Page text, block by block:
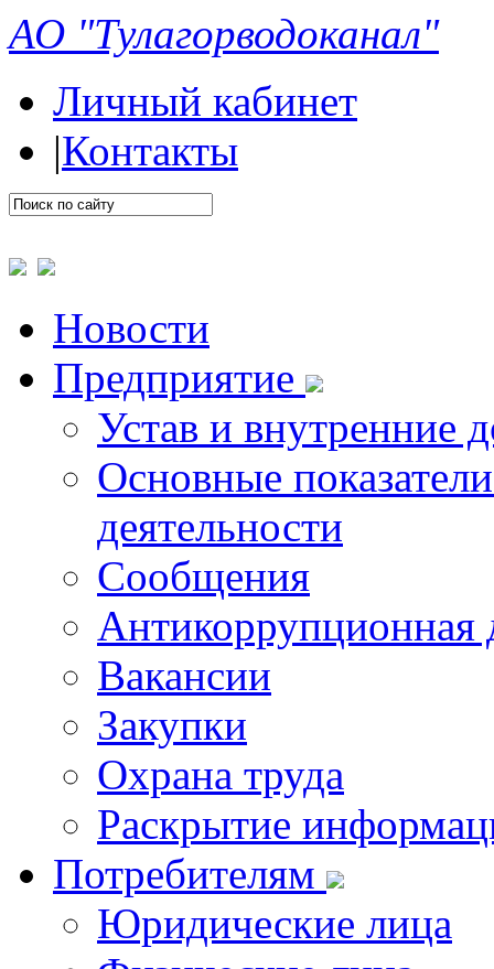
АО "Тулагорводоканал"
Личный кабинет
|Контакты
Новости
Предприятие
Устав и внутренние
Основные
деятельности
Сообщения
Антикоррупционная
Вакансии
Закупки
Охрана труда
Раскрытие
Потребителям
Юридические лица